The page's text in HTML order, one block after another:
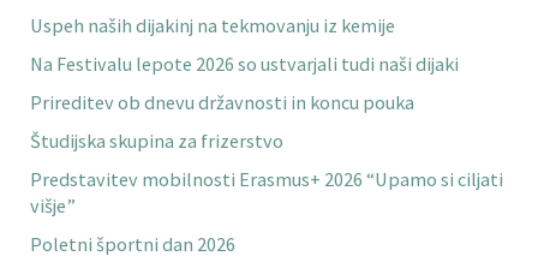
Uspeh naših dijakinj na tekmovanju iz kemije
Na Festivalu lepote 2026 so ustvarjali tudi naši dijaki
Prireditev ob dnevu državnosti in koncu pouka
Študijska skupina za frizerstvo
Predstavitev mobilnosti Erasmus+ 2026 “Upamo si ciljati
višje”
Poletni športni dan 2026